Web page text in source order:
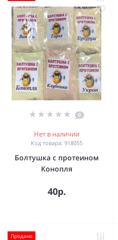
0
Нет в наличии
Код товара: 918055
Болтушка с протеином
Конопля
40р.
Продано